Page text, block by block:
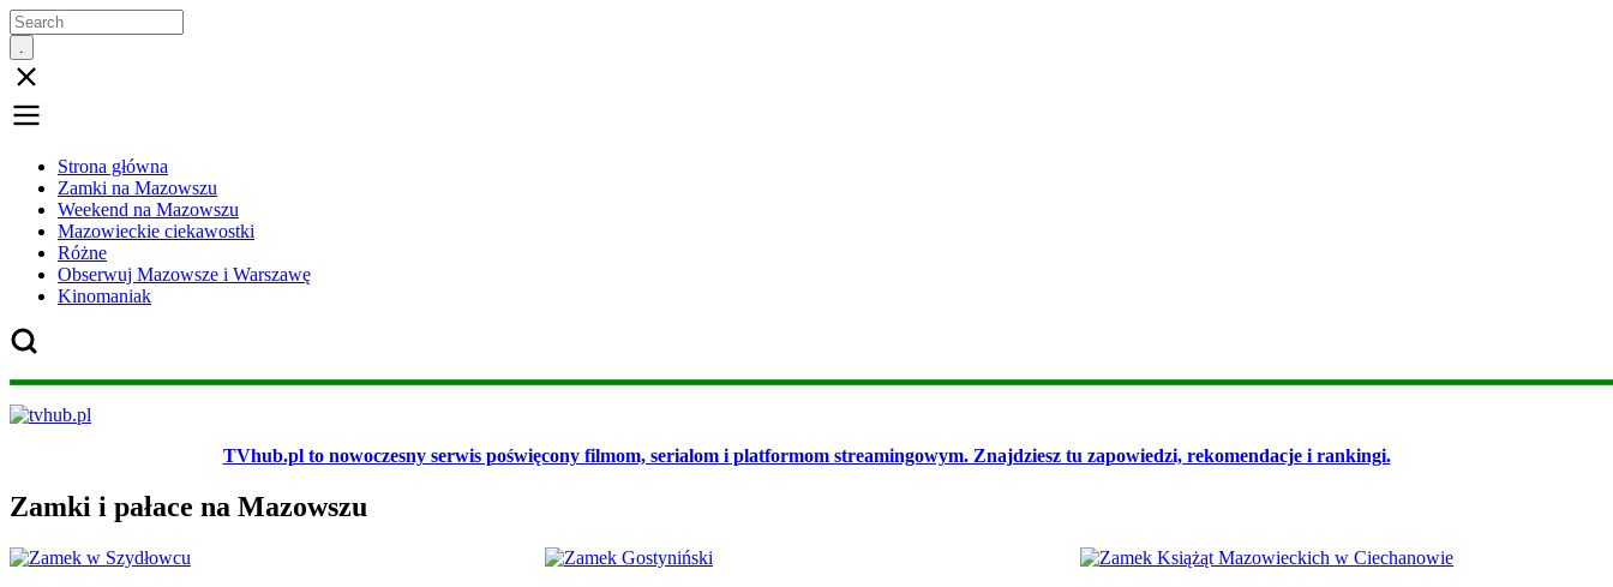
Przejdź
do
treści
Search
Menu
główne
poziome
Strona główna
Zamki na Mazowszu
Weekend na Mazowszu
Mazowieckie ciekawostki
Różne
Obserwuj Mazowsze i Warszawę
Kinomaniak
TVhub.pl to nowoczesny serwis poświęcony filmom, serialom i platformom streamingowym. Znajdziesz tu zapowiedzi, rekomendacje i rankingi.
Zamki i pałace na Mazowszu